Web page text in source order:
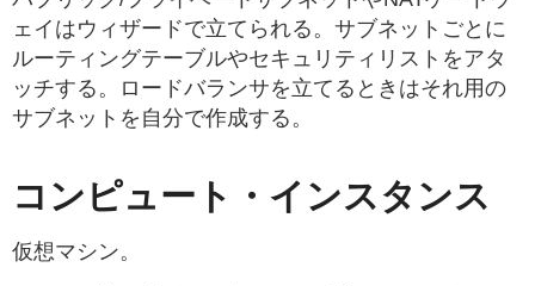
ェイはウィザードで立てられる。サブネットごとに
ルーティングテーブルやセキュリティリストをアタ
ッチする。ロードバランサを立てるときはそれ用の
サブネットを自分で作成する。
コンピュート・インスタンス
仮想マシン。